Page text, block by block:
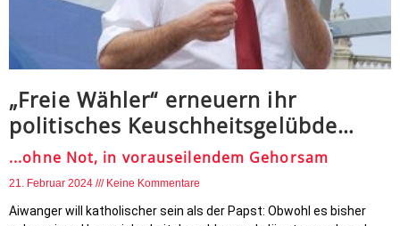
„Freie Wähler“ erneuern ihr
politisches Keuschheitsgelübde…
...ohne Not, in vorauseilendem Gehorsam
21. Februar 2024 Keine Kommentare
Aiwanger will katholischer sein als der Papst: Obwohl es bisher